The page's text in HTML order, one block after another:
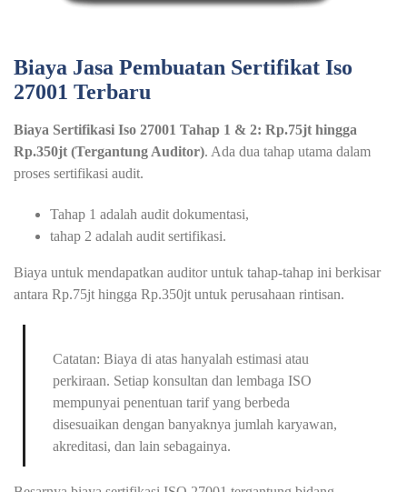
Biaya Jasa Pembuatan Sertifikat Iso
27001 Terbaru
Biaya Sertifikasi Iso 27001 Tahap 1 & 2: Rp.75jt hingga
Rp.350jt (Tergantung Auditor). Ada dua tahap utama dalam
proses sertifikasi audit.
Tahap 1 adalah audit dokumentasi,
tahap 2 adalah audit sertifikasi.
Biaya untuk mendapatkan auditor untuk tahap-tahap ini berkisar
antara Rp.75jt hingga Rp.350jt untuk perusahaan rintisan.
Catatan: Biaya di atas hanyalah estimasi atau
perkiraan. Setiap konsultan dan lembaga ISO
mempunyai penentuan tarif yang berbeda
disesuaikan dengan banyaknya jumlah karyawan,
akreditasi, dan lain sebagainya.